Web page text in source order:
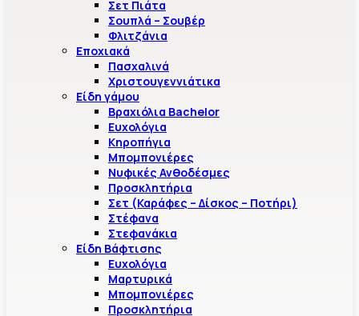
Σετ Πιάτα
Σουπλά – Σουβέρ
Φλιτζάνια
Εποχιακά
Πασχαλινά
Χριστουγεννιάτικα
Είδη γάμου
Βραχιόλια Bachelor
Ευχολόγια
Κηροπήγια
Μπομπονιέρες
Νυφικές Ανθοδέσμες
Προσκλητήρια
Σετ (Καράφες – Δίσκος – Ποτήρι)
Στέφανα
Στεφανάκια
Είδη Βάφτισης
Ευχολόγια
Μαρτυρικά
Μπομπονιέρες
Προσκλητήρια